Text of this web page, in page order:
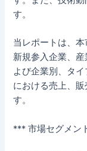
す。
当レポートは、本
新規参入企業、
よび企業別、タ
における売上、
す。
*** 市場セグメン